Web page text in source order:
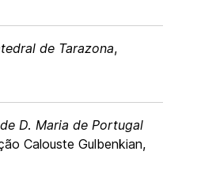
de Tarazona,
D. Maria de Portugal
Calouste Gulbenkian,